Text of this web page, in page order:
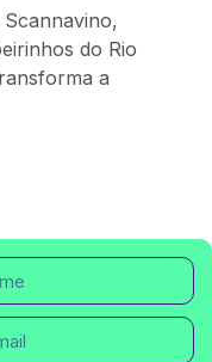
do Rio
a